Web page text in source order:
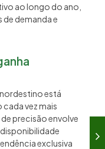
ao longo do ano,
demanda e
está
vez mais
precisão envolve
exclusiva